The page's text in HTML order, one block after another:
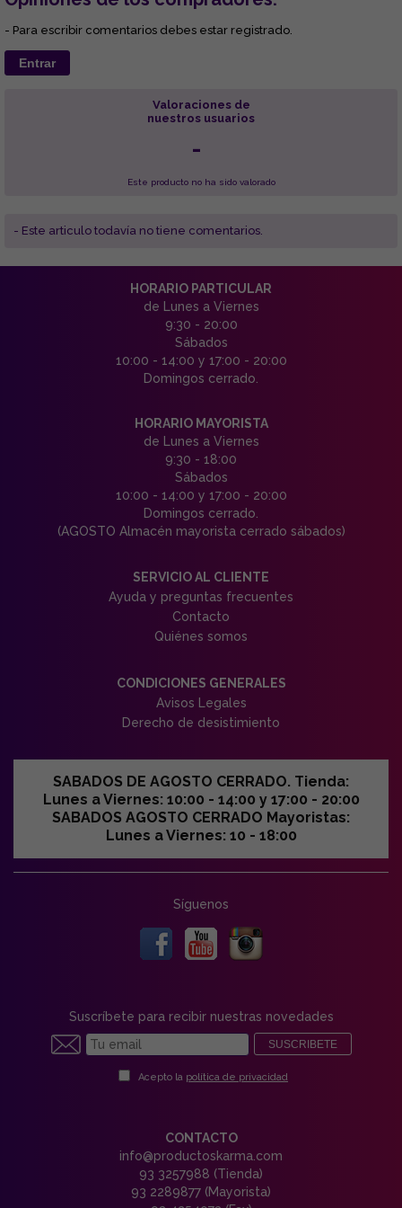
- Para escribir comentarios debes estar registrado.
Entrar
Valoraciones de
nuestros usuarios
-
Este producto no ha sido valorado
- Este articulo todavía no tiene comentarios.
HORARIO PARTICULAR
de Lunes a Viernes
9:30 - 20:00
Sábados
10:00 - 14:00 y 17:00 - 20:00
Domingos cerrado.
HORARIO MAYORISTA
de Lunes a Viernes
9:30 - 18:00
Sábados
10:00 - 14:00 y 17:00 - 20:00
Domingos cerrado.
(AGOSTO Almacén mayorista cerrado sábados)
SERVICIO AL CLIENTE
Ayuda y preguntas frecuentes
Contacto
Quiénes somos
CONDICIONES GENERALES
Avisos Legales
Derecho de desistimiento
SABADOS DE AGOSTO CERRADO. Tienda:
Lunes a Viernes: 10:00 - 14:00 y 17:00 - 20:00
SABADOS AGOSTO CERRADO Mayoristas:
Lunes a Viernes: 10 - 18:00
Síguenos
Suscríbete para recibir nuestras novedades
SUSCRIBETE
Acepto la política de privacidad
CONTACTO
info@productoskarma.com
93 3257988 (Tienda)
93 2289877 (Mayorista)